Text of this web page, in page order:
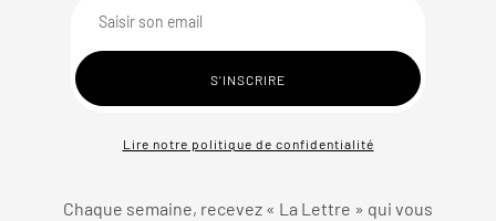
Lire notre politique de confidentialité
Chaque semaine, recevez « La Lettre » qui vous